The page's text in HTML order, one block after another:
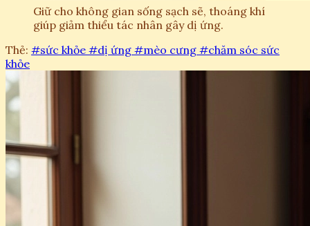
Giữ cho không gian sống sạch sẽ, thoáng khí
giúp giảm thiểu tác nhân gây dị ứng.
Thẻ: #sức khỏe #dị ứng #mèo cưng #chăm sóc sức
khỏe